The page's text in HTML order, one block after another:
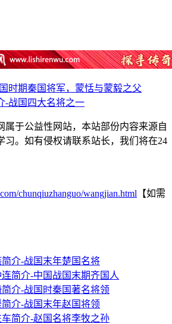
时期秦国将军，蒙恬与蒙毅之父
-战国四大名将之一
属于公益性网站，本站部份内容来源自
习。如有侵权请联系站长，我们将在24
chunqiuzhanguo/wangjian.html 【如需
介-战国末年楚国名将
简介-中国战国末期齐国人
介-战国时秦国著名将领
简介-战国末年赵国将领
简介-赵国名将李牧之孙